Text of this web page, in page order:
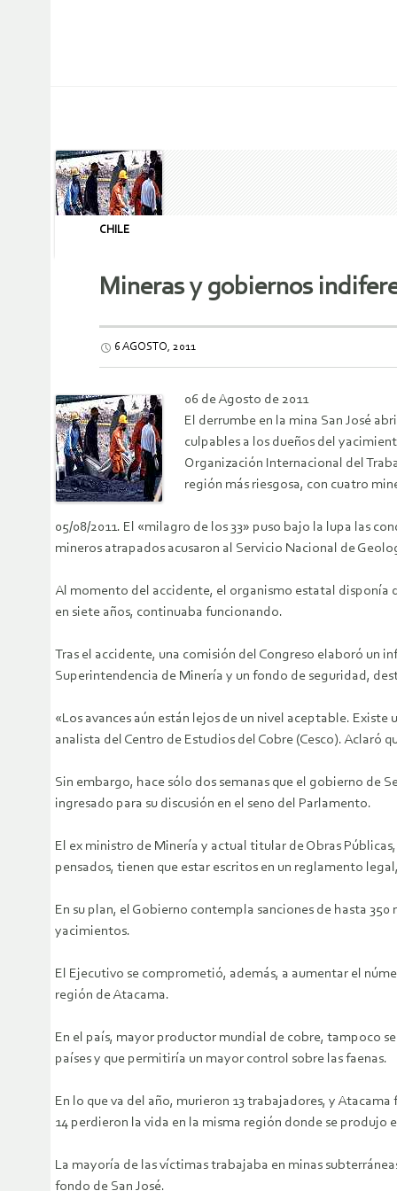
CHILE
Mineras y gobiernos
6 AGOSTO, 2011
06 de Agosto de 2011
El derrumbe en la mina San José
culpables a los dueños del
Organización Internacional del
región más riesgosa, con cuatro
05/08/2011. El «milagro de los 33» puso bajo la lupa las
mineros atrapados acusaron al Servicio Nacional de
Al momento del accidente, el organismo estatal disponía
en siete años, continuaba funcionando.
Tras el accidente, una comisión del Congreso elaboró un
Superintendencia de Minería y un fondo de seguridad,
«Los avances aún están lejos de un nivel aceptable.
analista del Centro de Estudios del Cobre (Cesco). Aclaró
Sin embargo, hace sólo dos semanas que el gobierno de
ingresado para su discusión en el seno del Parlamento.
El ex ministro de Minería y actual titular de Obras
pensados, tienen que estar escritos en un reglamento
En su plan, el Gobierno contempla sanciones de hasta
yacimientos.
El Ejecutivo se comprometió, además, a aumentar el
región de Atacama.
En el país, mayor productor mundial de cobre, tampoco
países y que permitiría un mayor control sobre las faenas.
En lo que va del año, murieron 13 trabajadores, y
14 perdieron la vida en la misma región donde se produjo
La mayoría de las víctimas trabajaba en minas
fondo de San José.